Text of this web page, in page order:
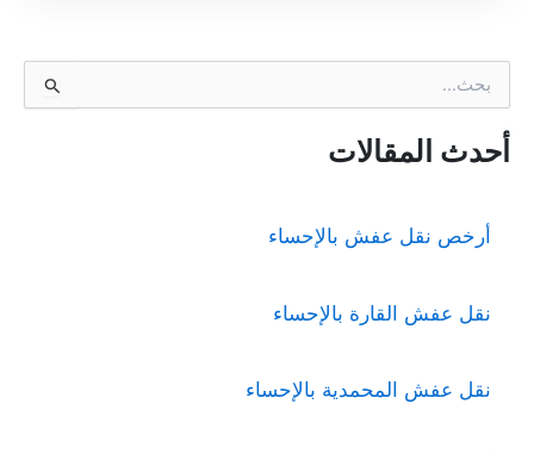
ح
ثأحدث المقالات
أرخص نقل عفش بالإحساء
نقل عفش القارة بالإحساء
نقل عفش المحمدية بالإحساء